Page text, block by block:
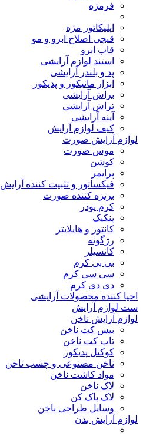
فرمژه
اپلیکاتور مژه
قیچی اصلاح ابرو و مو
قاب ابرو
استند لوازم آرایشی
پد و بلندر آرایشی
ابزار مانیکور و پدیکور
براش آرایشی
تراش آرایشی
آینه آرایشی
کیف لوازم آرایش
لوازم آرایش صورت
موس صورت
کوشن
پرایمر
فیکساتور و تثبیت کننده آرایش
برنزه کننده صورت
کرم پودر
پنکیک
کانتور و هایلایتر
رژگونه
کانسیلر
بی بی کرم
سی سی کرم
دی دی کرم
احیا کننده محصولات آرایشی
ست لوازم آرایش
لوازم آرایش ناخن
بیس کت ناخن
تاپ کت ناخن
کوکتل پدیکور
ناخن مصنوعی و چسب ناخن
مواد کاشت ناخن
لاک ناخن
لاک پاک کن
وسایل طراحی ناخن
لوازم آرایش بدن